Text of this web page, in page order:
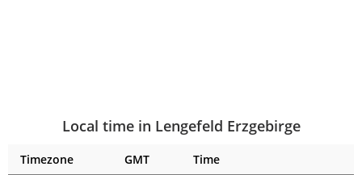
Local time in Lengefeld Erzgebirge
Timezone GMT
Time